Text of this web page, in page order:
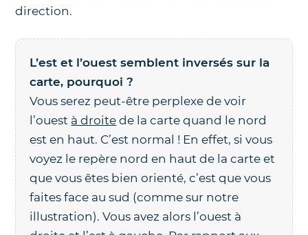
direction.
L’est et l’ouest semblent inversés sur la
carte, pourquoi ?
Vous serez peut-être perplexe de voir
l’ouest à droite de la carte quand le nord
est en haut. C’est normal ! En effet, si vous
voyez le repère nord en haut de la carte et
que vous êtes bien orienté, c’est que vous
faites face au sud (comme sur notre
illustration). Vous avez alors l’ouest à